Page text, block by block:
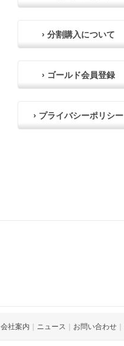
› 分割購入について
› ゴールド会員登録
› プライバシーポリシー
会社案内 ニュース お問い合わせ